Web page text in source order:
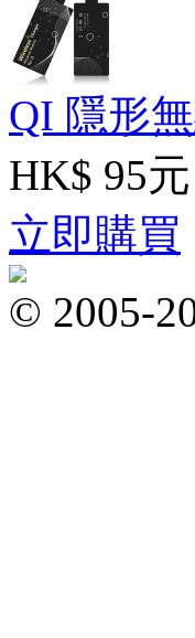
QI 隱形
HK$ 95元
立即購買
© 2005-